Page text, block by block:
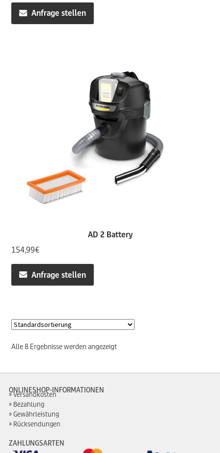
Anfrage stellen
AD 2 Battery
154,99€
Anfrage stellen
Alle 8 Ergebnisse werden angezeigt
ONLINESHOP-INFORMATIONEN
Versandkosten
Bezahlung
Gewährleistung
Rücksendungen
ZAHLUNGSARTEN